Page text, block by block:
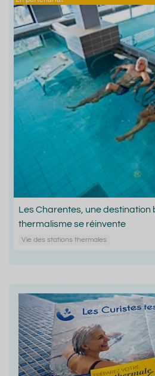
Les Charentes, une destination
thermalisme se réinvente
Vie des stations thermales